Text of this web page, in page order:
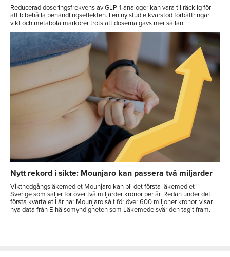
Reducerad doseringsfrekvens av GLP-1-analoger kan vara tillräcklig för
att bibehålla behandlingseffekten. I en ny studie kvarstod förbättringar i
vikt och metabola markörer trots att doserna gavs mer sällan.
Nytt rekord i sikte: Mounjaro kan passera två miljarder
Viktnedgångsläkemedlet Mounjaro kan bli det första läkemedlet i
Sverige som säljer för över två miljarder kronor per år. Redan under det
första kvartalet i år har Mounjaro sålt för över 600 miljoner kronor, visar
nya data från E-hälsomyndigheten som Läkemedelsvärlden tagit fram.